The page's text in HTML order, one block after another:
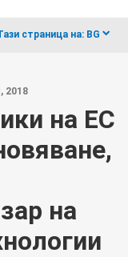
страница на: BG dropdown
2018
на ЕС
на